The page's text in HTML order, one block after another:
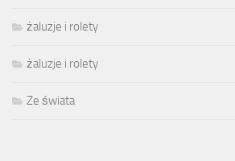
żaluzje i rolety
żaluzje i rolety
Ze świata